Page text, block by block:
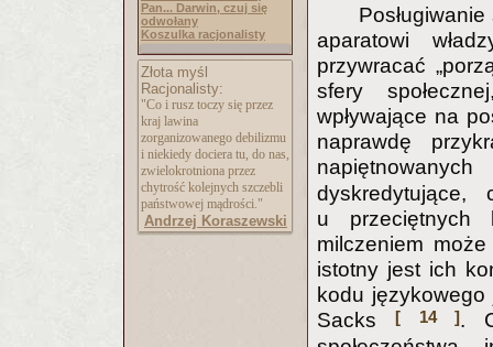
Pan... Darwin, czuj się
odwołany
Koszulka racjonalisty
Złota myśl
Racjonalisty:
"Co i rusz toczy się przez
kraj lawina
zorganizowanego debilizmu
i niekiedy dociera tu, do nas,
zwielokrotniona przez
chytrość kolejnych szczebli
państwowej mądrości."
Andrzej Koraszewski
aparatowi
przywracać
sfery
wpływające na
naprawdę
u przeciętnych
milczeniem
istotny jest ich
kodu
Sacks
[ 14 ].